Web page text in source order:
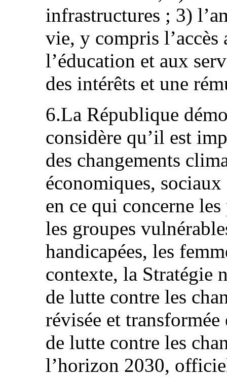
infrastructures ; 3)
vie, y compris l’accès
l’éducation et aux
des intérêts et une
6.La République
considère qu’il est
des changements
économiques,
en ce qui concerne
les groupes
handicapées, les
contexte, la Stratégie
de lutte contre les
révisée et
de lutte contre les
l’horizon 2030,